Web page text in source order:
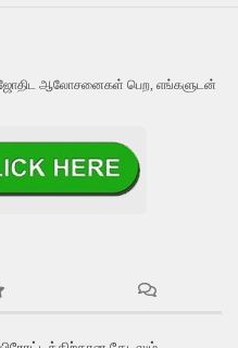
ஜோதிட ஆலோசனைகள் பெற, எங்களுடன்